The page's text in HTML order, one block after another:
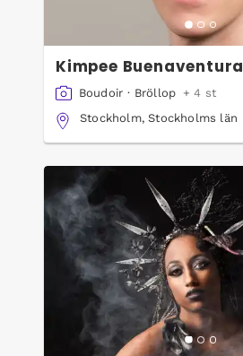
Kimpee Buenaventura
Boudoir · Bröllop + 4 st
Stockholm, Stockholms län